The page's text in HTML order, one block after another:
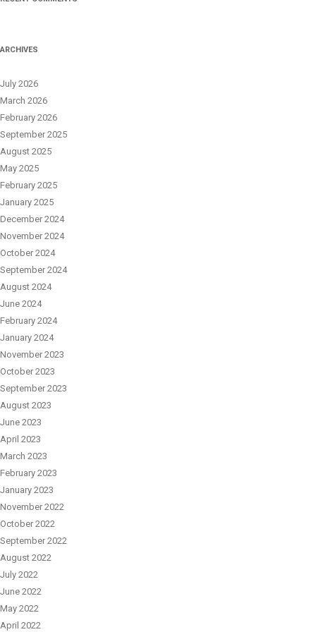
ARCHIVES
July 2026
March 2026
February 2026
September 2025
August 2025
May 2025
February 2025
January 2025
December 2024
November 2024
October 2024
September 2024
August 2024
June 2024
February 2024
January 2024
November 2023
October 2023
September 2023
August 2023
June 2023
April 2023
March 2023
February 2023
January 2023
November 2022
October 2022
September 2022
August 2022
July 2022
June 2022
May 2022
April 2022